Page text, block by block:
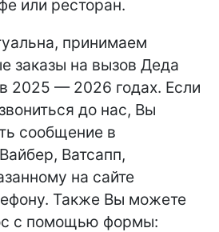
или ресторан.
принимаем
заказы на вызов Деда
2025 — 2026 годах. Если
до нас, Вы
сообщение в
Ватсапп,
на сайте
Также Вы можете
с помощью формы: